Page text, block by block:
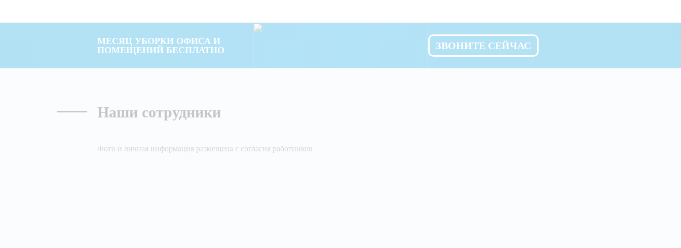
МЕСЯЦ УБОРКИ ОФИСА И
ПОМЕЩЕНИЙ БЕСПЛАТНО
ЗВОНИТЕ СЕЙЧАС
Наши сотрудники
Фото и личная информация размещена с согласия работников